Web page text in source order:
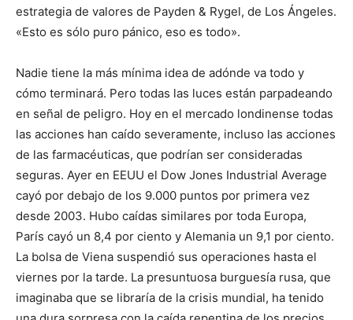
estrategia de valores de Payden & Rygel, de Los Ángeles.
«Esto es sólo puro pánico, eso es todo».
Nadie tiene la más mínima idea de adónde va todo y
cómo terminará. Pero todas las luces están parpadeando
en señal de peligro. Hoy en el mercado londinense todas
las acciones han caído severamente, incluso las acciones
de las farmacéuticas, que podrían ser consideradas
seguras. Ayer en EEUU el Dow Jones Industrial Average
cayó por debajo de los 9.000 puntos por primera vez
desde 2003. Hubo caídas similares por toda Europa,
París cayó un 8,4 por ciento y Alemania un 9,1 por ciento.
La bolsa de Viena suspendió sus operaciones hasta el
viernes por la tarde. La presuntuosa burguesía rusa, que
imaginaba que se libraría de la crisis mundial, ha tenido